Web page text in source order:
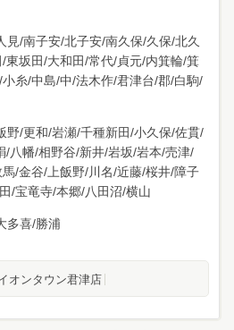
見/南子安/北子安/南久保/久保/北久
東坂田/大和田/常代/貞元/内箕輪/箕
糸/中島/中/法木作/君津台/郡/白駒/
野/更和/岩瀬/千種新田/小久保/佐貫/
/八幡/相野谷/新井/岩坂/岩本/売津/
/金谷/上飯野/川名/近藤/桜井/障子
/宝竜寺/本郷/八田沼/横山
多喜/勝浦
オンタウン君津店